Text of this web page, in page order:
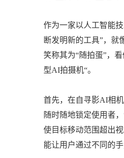
作为一家以人工智能
断发明新的工具”，就
笑称其为“随拍蛋”，
型AI拍摄机“。
首先，在自寻影AI相
随时随地锁定使用者
使目标移动范围超出
能让用户通过不同的